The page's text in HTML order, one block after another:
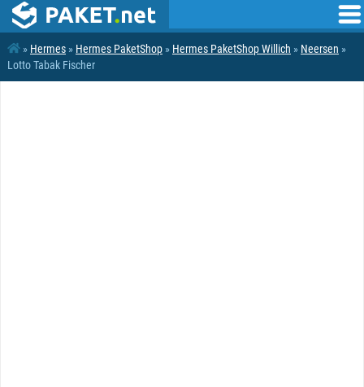
» Hermes » Hermes PaketShop » Hermes PaketShop Willich » Neersen »
Lotto Tabak Fischer